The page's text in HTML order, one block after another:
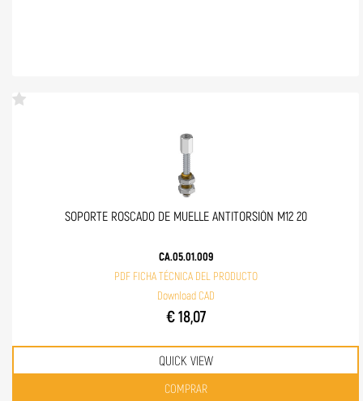
SOPORTE ROSCADO DE MUELLE ANTITORSIÓN M12 20
CA.05.01.009
PDF FICHA TÉCNICA DEL PRODUCTO
Download CAD
€ 18,07
QUICK VIEW
Quantità
COMPRAR